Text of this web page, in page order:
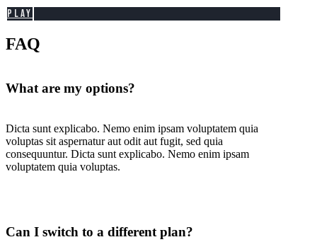
PLAY
FAQ
What are my options?
Dicta sunt explicabo. Nemo enim ipsam voluptatem quia
voluptas sit aspernatur aut odit aut fugit, sed quia
consequuntur. Dicta sunt explicabo. Nemo enim ipsam
voluptatem quia voluptas.
Can I switch to a different plan?